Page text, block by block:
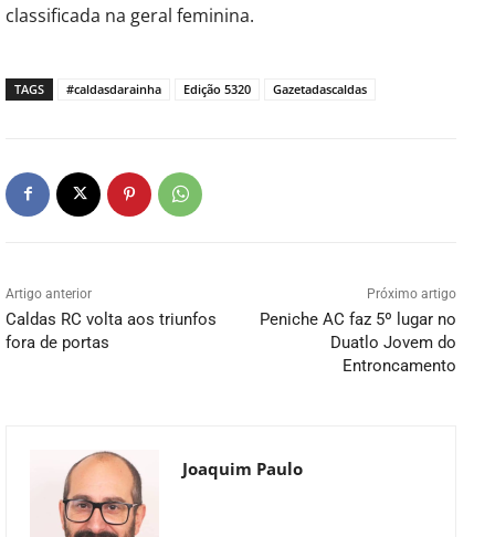
classificada na geral feminina.
TAGS #caldasdarainha Edição 5320 Gazetadascaldas
Artigo anterior
Caldas RC volta aos triunfos
fora de portas
Próximo artigo
Peniche AC faz 5º lugar no
Duatlo Jovem do
Entroncamento
Joaquim Paulo